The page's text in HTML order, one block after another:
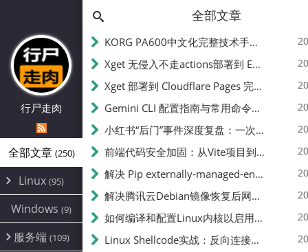
行尸走肉
全部文章 (250)
Linux (95)
Alpine
CentOS(17)
Debian(24)
Windows (9)
服务端 (109)
全部文章
KORG PA600中文化完整技术手册 - 从逆向到实现的全流程指南
Xget 无侵入不走actions部署到 EdgeOne Pages 指南
Xget 部署到 Cloudflare Pages 完整指南 - 无需修改源码的构建配置
Gemini CLI 配置指南与常用命令中文翻译 | API Key、MCP、代理设置
小红书“后门”事件深度复盘：一次沉默危机下的品牌、技术与流程三重考验
前端代码安全加固：从Vite项目到纯静态页面的深度混淆技术备忘
解决 Pip externally-managed-environment 错误：临时与永久绕过方案
解决腾讯云Debian镜像恢复后网络不通问题
如何编译和配置Linux内核以启用BBR2 | 内核编译教程
Linux Shellcode实战：反向连接、持久化、免杀技术详解（MSF,Cobalt Strike）- 从原理到C加载器实现